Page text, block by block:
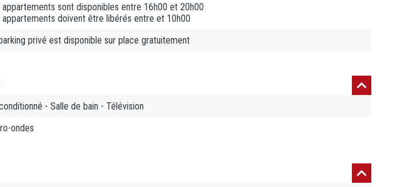
appartements sont disponibles entre 16h00 et 20h00
appartements doivent être libérés entre et 10h00
privé est disponible sur place gratuitement
- Salle de bain - Télévision
ondes